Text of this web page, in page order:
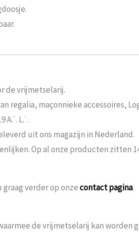
de vrijmetselarij.
regalia, maçonnieke accessoires,
L.˙.
uit ons magazijn in Nederland.
Op al onze producten zitten
graag verder op onzecontact pagina.
de vrijmetselarij kan worden